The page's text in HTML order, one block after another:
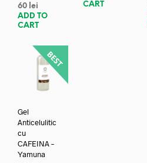
60 lei
ADD TO
CART
CART
Gel
Anticelulitic
cu
CAFEINA –
Yamuna